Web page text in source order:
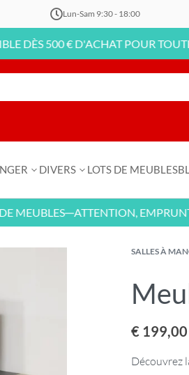
Lun-Sam 9:30 - 18:00
500 € D'ACHAT POUR TOUTE
DIVERS LOTS DE MEUBLES
—ATTENTION, EMPRUNTER
SALLES À
€199,00
Découvrez